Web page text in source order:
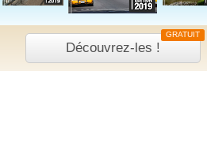
Découvrez-les !
GRATUIT